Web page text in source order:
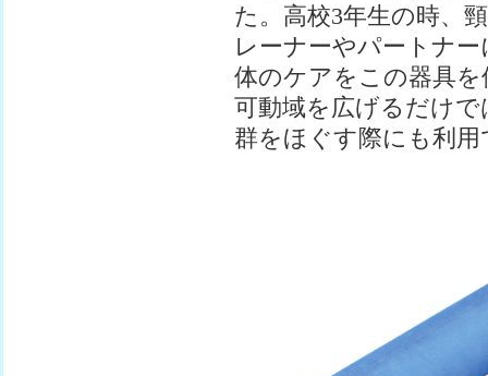
た。高校3年生の時、
レーナーやパートナ
体のケアをこの器具
可動域を広げるだけ
群をほぐす際にも利